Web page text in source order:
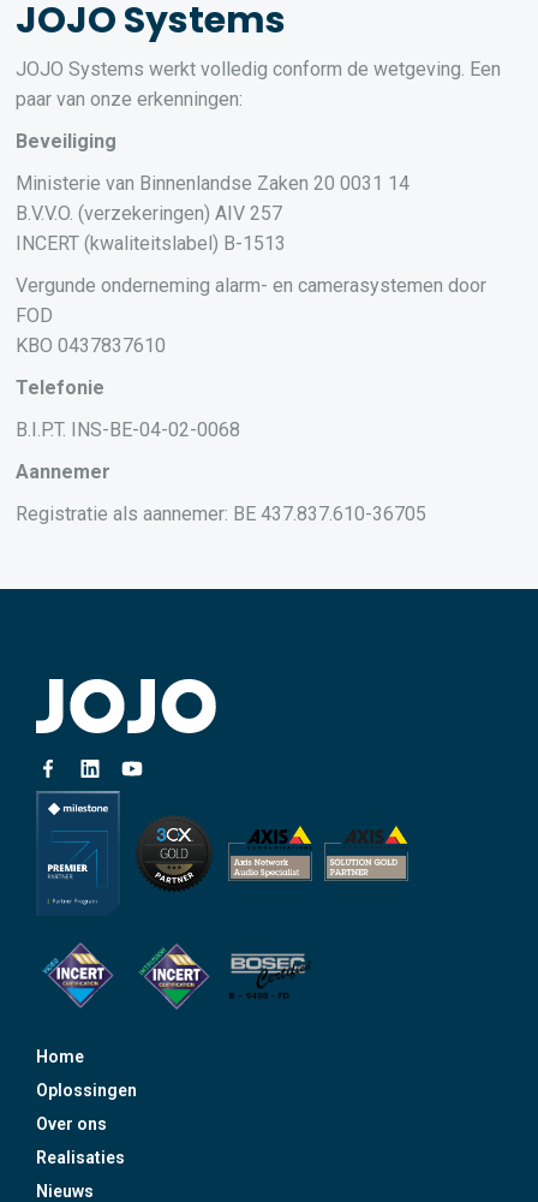
JOJO Systems
JOJO Systems werkt volledig conform de wetgeving. Een
paar van onze erkenningen:
Beveiliging
Ministerie van Binnenlandse Zaken 20 0031 14
B.V.V.O. (verzekeringen) AIV 257
INCERT (kwaliteitslabel) B-1513
Vergunde onderneming alarm- en camerasystemen door
FOD
KBO 0437837610
Telefonie
B.I.P.T. INS-BE-04-02-0068
Aannemer
Registratie als aannemer: BE 437.837.610-36705
Home
Oplossingen
Over ons
Realisaties
Nieuws